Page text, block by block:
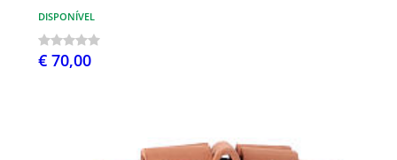
DISPONÍVEL
€ 70,00